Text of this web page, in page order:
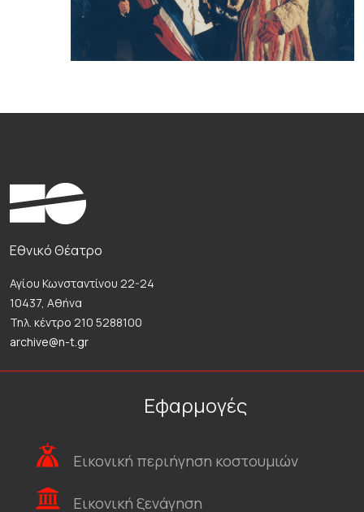
Εθνικό Θέατρο
Αγίου Κωνσταντίνου 22-24
10437, Αθήνα
Τηλ. κέντρο 210 5288100
archive@n-t.gr
Εφαρμογές
Εικονική περιήγηση κοστουμιών
Εικονική ξενάγηση